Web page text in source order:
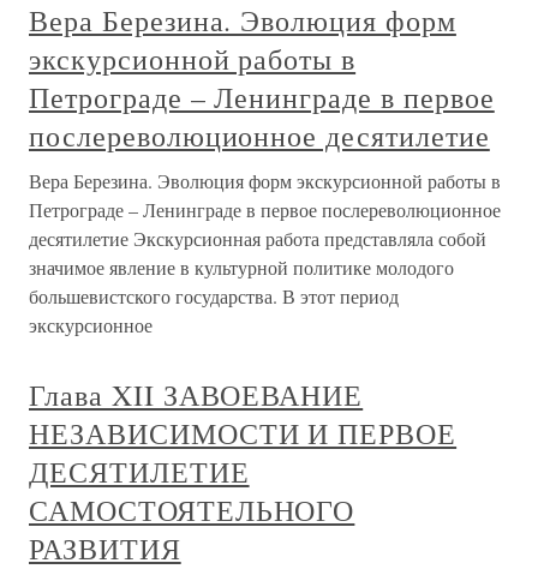
Вера Березина. Эволюция форм
экскурсионной работы в
Петрограде – Ленинграде в первое
послереволюционное десятилетие
Вера Березина. Эволюция форм экскурсионной работы в
Петрограде – Ленинграде в первое послереволюционное
десятилетие Экскурсионная работа представляла собой
значимое явление в культурной политике молодого
большевистского государства. В этот период
экскурсионное
Глава XII ЗАВОЕВАНИЕ
НЕЗАВИСИМОСТИ И ПЕРВОЕ
ДЕСЯТИЛЕТИЕ
САМОСТОЯТЕЛЬНОГО
РАЗВИТИЯ